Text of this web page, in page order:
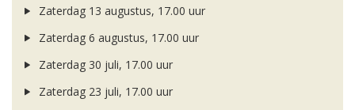
Zaterdag 13 augustus, 17.00 uur
Zaterdag 6 augustus, 17.00 uur
Zaterdag 30 juli, 17.00 uur
Zaterdag 23 juli, 17.00 uur